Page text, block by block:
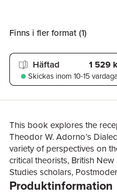
Finns i fler format (1)
Häftad 1 529
Skickas inom 10-15
This book explores the
Theodor W. Adorno’s
variety of perspectives on
critical theorists, British
Studies scholars,
current after-theory moment
Produktinformation